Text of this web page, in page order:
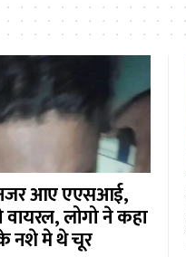
आए एएसआई,
वायरल, लोगो ने कहा
नशे मे थे चूर